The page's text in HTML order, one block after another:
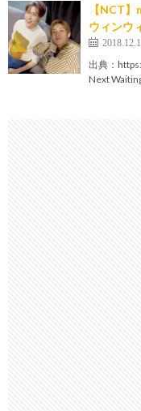
【NCT
ウィンウ
出典：
Next